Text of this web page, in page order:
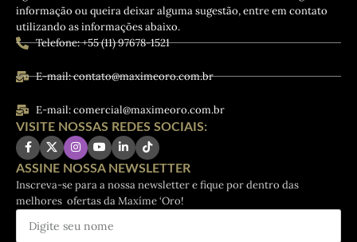
informação ou queira deixar alguma sugestão, entre em contato
utilizando as informações abaixo.
Telefone: +55 (11) 97678-1521
E-mail: contato@maximeoro.com.br
E-mail: comercial@maximeoro.com.br
VISITE NOSSAS REDES SOCIAIS:
ASSINE NOSSA NEWSLETTER
Inscreva-se para a nossa newsletter e fique por dentro das
melhores ofertas da Maxíme ‘Oro!